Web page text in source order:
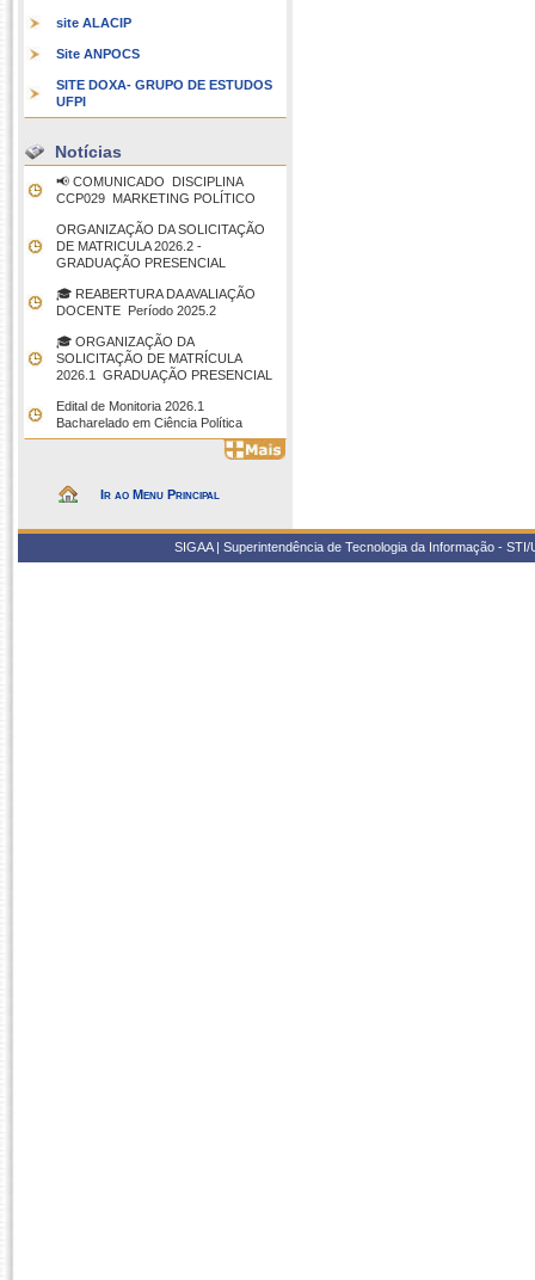
site ALACIP
Site ANPOCS
SITE DOXA- GRUPO DE ESTUDOS
UFPI
Notícias
📢 COMUNICADO  DISCIPLINA
CCP029  MARKETING POLÍTICO
ORGANIZAÇÃO DA SOLICITAÇÃO
DE MATRICULA 2026.2 -
GRADUAÇÃO PRESENCIAL
🎓 REABERTURA DA AVALIAÇÃO
DOCENTE  Período 2025.2
🎓 ORGANIZAÇÃO DA
SOLICITAÇÃO DE MATRÍCULA
2026.1  GRADUAÇÃO PRESENCIAL
Edital de Monitoria 2026.1 
Bacharelado em Ciência Política
Ir ao Menu Principal
SIGAA | Superintendência de Tecnologia da Informação -